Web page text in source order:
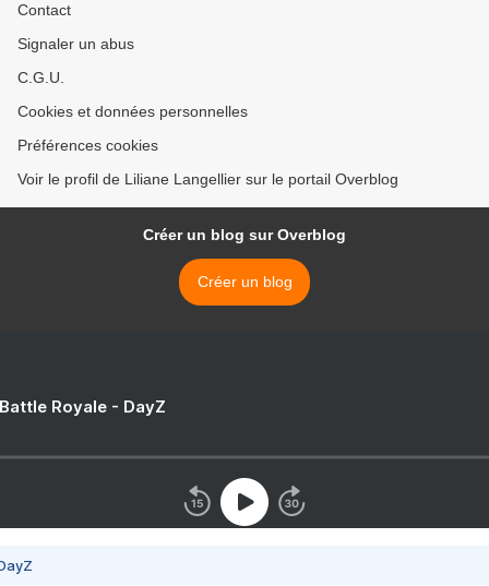
Contact
Signaler un abus
C.G.U.
Cookies et données personnelles
Préférences cookies
Voir le profil de Liliane Langellier sur le portail Overblog
Créer un blog sur Overblog
Créer un blog
Royale - DayZ